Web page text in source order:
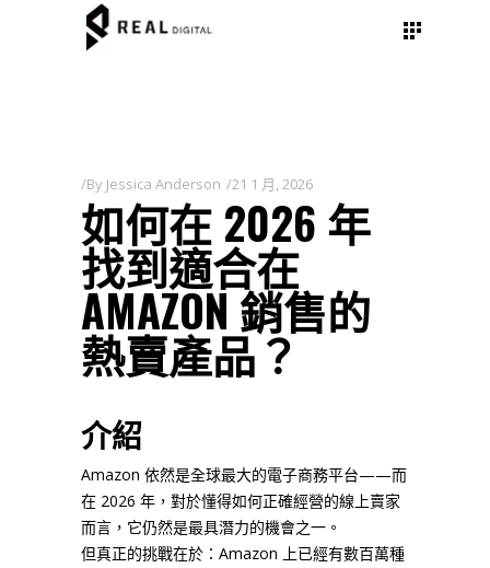
By Jessica Anderson 21 1 月, 2026
如何在 2026 年
找到適合在
AMAZON 銷售的
熱賣產品？
介紹
Amazon 依然是全球最大的電子商務平台——而
在 2026 年，對於懂得如何正確經營的線上賣家
而言，它仍然是最具潛力的機會之一。
但真正的挑戰在於：Amazon 上已經有數百萬種